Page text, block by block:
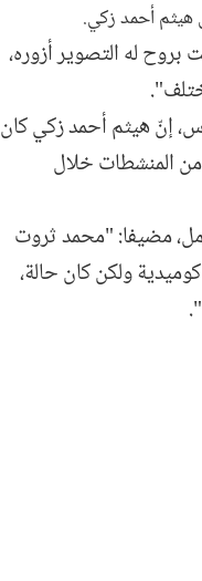
هيثم أحمد زكي.
له التصوير أزوره،
إنّ هيثم أحمد زكي كان
من المنشطات خلال
مضيفا: "محمد ثروت
ولكن كان حالة،